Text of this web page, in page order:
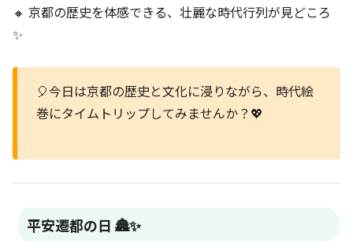
🔸 京都の歴史を体感できる、壮麗な時代行列が見どころ
✨
🎈今日は京都の歴史と文化に浸りながら、時代絵
巻にタイムトリップしてみませんか？💖
平安遷都の日 🏯✨